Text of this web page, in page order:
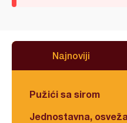
Najnoviji
Pužići sa sirom
Jednostavna,